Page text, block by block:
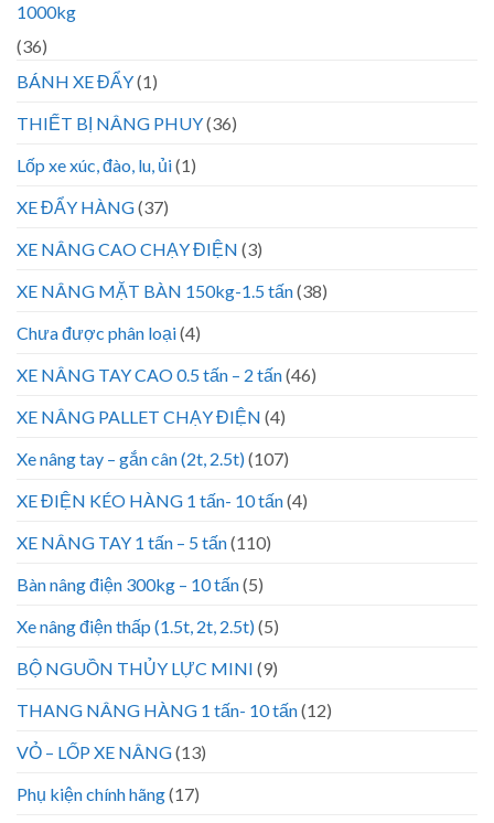
1000kg
(36)
BÁNH XE ĐẨY(1)
THIẾT BỊ NÂNG PHUY(36)
Lốp xe xúc, đào, lu, ủi(1)
XE ĐẨY HÀNG(37)
XE NÂNG CAO CHẠY ĐIỆN (3)
XE NÂNG MẶT BÀN 150kg-1.5 tấn(38)
Chưa được phân loại(4)
XE NÂNG TAY CAO 0.5 tấn – 2 tấn(46)
XE NÂNG PALLET CHẠY ĐIỆN (4)
Xe nâng tay – gắn cân (2t, 2.5t)(107)
XE ĐIỆN KÉO HÀNG 1 tấn- 10 tấn(4)
XE NÂNG TAY 1 tấn – 5 tấn(110)
Bàn nâng điện 300kg – 10 tấn(5)
Xe nâng điện thấp (1.5t, 2t, 2.5t)(5)
BỘ NGUỒN THỦY LỰC MINI (9)
THANG NÂNG HÀNG 1 tấn- 10 tấn(12)
VỎ – LỐP XE NÂNG(13)
Phụ kiện chính hãng(17)